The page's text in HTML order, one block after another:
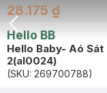
Back Icon
28.175 ₫
Hello BB
Hello Baby- Aó Sát
2(al0024)
(SKU: 269700788)